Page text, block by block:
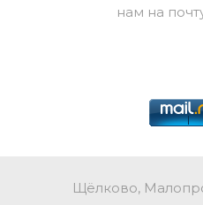
нам на
Щёлково,